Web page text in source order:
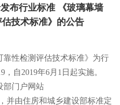
布行业标准 《玻璃幕墙
技术标准》的公告
性检测评估技术标准》为行
，自2019年6月1日起实施。
门户网站
并由住房和城乡建设部标准定